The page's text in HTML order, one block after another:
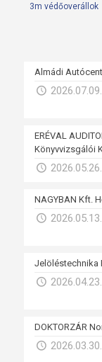
3m védőoverállok
Almádi
2026.07.09.
ERÉVAL
Könyvvizsgálói
2026.05.26.
NAGYBAN Kft.
2026.05.13.
Jelöléstechnika
2026.04.23.
DOKTORZÁR
2026.03.30.